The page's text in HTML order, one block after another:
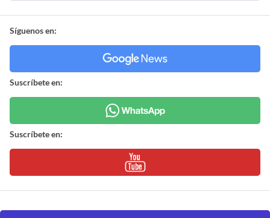
Síguenos en:
Suscríbete en:
Suscríbete en: